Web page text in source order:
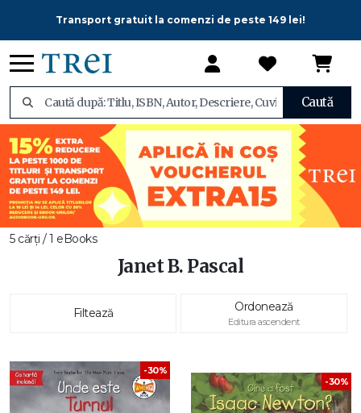
Transport gratuit la comenzi de peste 149 lei!
Caută
5 cărți / 1 eBooks
Janet B. Pascal
Filtează Ordonează
Editura ascendent
-30%
-30%